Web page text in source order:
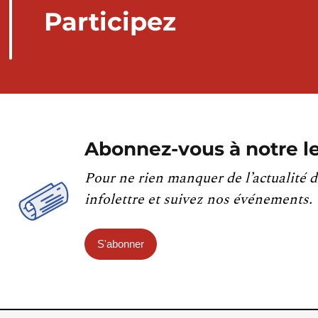
Participez
Abonnez-vous à notre
Pour ne rien manquer de l’actualité
infolettre et suivez nos événements.
S'abonner